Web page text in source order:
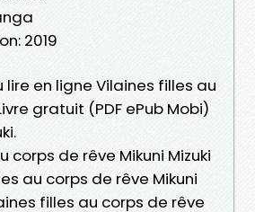
2019
en ligne Vilaines filles au
gratuit (PDF ePub Mobi)
corps de rêve Mikuni Mizuki
au corps de rêve Mikuni
filles au corps de rêve